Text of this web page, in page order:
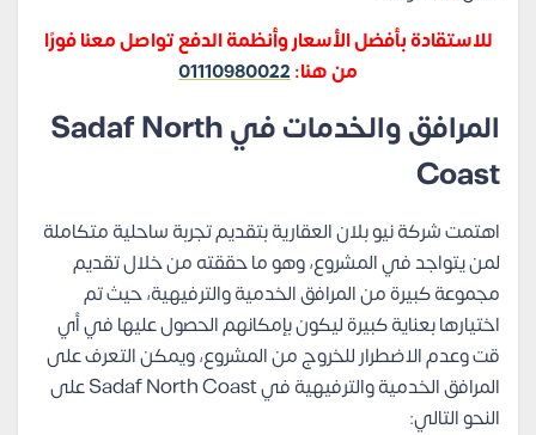
للاستقادة بأفضل الأسعار وأنظمة الدفع تواصل معنا فورًا
من هنا:01110980022
المرافق والخدمات في Sadaf North
Coast
اهتمت شركة نيو بلان العقارية بتقديم تجربة ساحلية متكاملة
لمن يتواجد في المشروع، وهو ما حققته من خلال تقديم
مجموعة كبيرة من المرافق الخدمية والترفيهية، حيث تم
اختيارها بعناية كبيرة ليكون بإمكانهم الحصول عليها في أي
قت وعدم الاضطرار للخروج من المشروع، ويمكن التعرف على
المرافق الخدمية والترفيهية في Sadaf North Coast على
النحو التالي: